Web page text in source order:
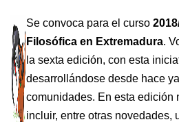
Se convoca para el curso
Filosófica en Extremadura.
la sexta edición, con esta
desarrollándose desde hace
comunidades. En esta edición
incluir, entre otras novedades,